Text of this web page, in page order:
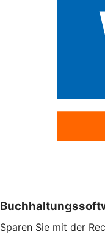
Sparen Sie mit der